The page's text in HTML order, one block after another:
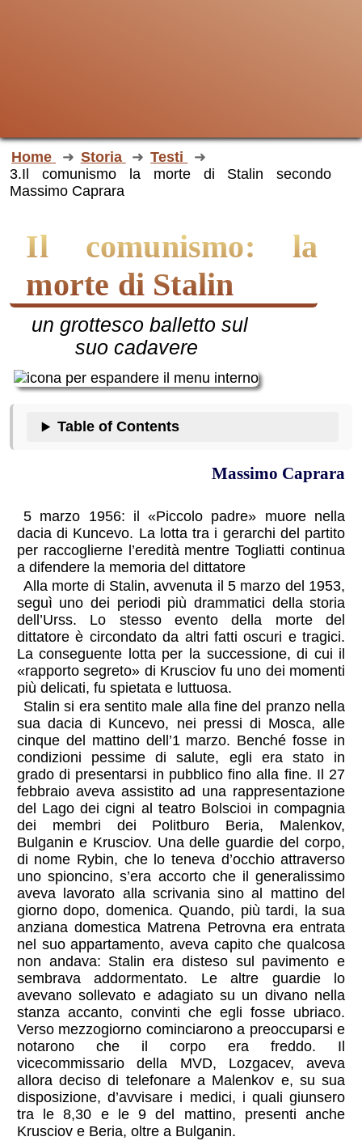
Home Storia
Testi
3.Il comunismo la morte di Stalin secondo
Massimo Caprara
Il comunismo: la
morte di Stalin
un grottesco balletto sul
suo cadavere
Table of Contents
Massimo Caprara
5 marzo 1956: il «Piccolo padre» muore nella
dacia di Kuncevo. La lotta tra i gerarchi del partito
per raccoglierne l’eredità mentre Togliatti continua
a difendere la memoria del dittatore
Alla morte di Stalin, avvenuta il 5 marzo del 1953,
seguì uno dei periodi più drammatici della storia
dell’Urss. Lo stesso evento della morte del
dittatore è circondato da altri fatti oscuri e tragici.
La conseguente lotta per la successione, di cui il
«rapporto segreto» di Krusciov fu uno dei momenti
più delicati, fu spietata e luttuosa.
Stalin si era sentito male alla fine del pranzo nella
sua dacia di Kuncevo, nei pressi di Mosca, alle
cinque del mattino dell’1 marzo. Benché fosse in
condizioni pessime di salute, egli era stato in
grado di presentarsi in pubblico fino alla fine. Il 27
febbraio aveva assistito ad una rappresentazione
del Lago dei cigni al teatro Bolscioi in compagnia
dei membri dei Politburo Beria, Malenkov,
Bulganin e Krusciov. Una delle guardie del corpo,
di nome Rybin, che lo teneva d’occhio attraverso
uno spioncino, s’era accorto che il generalissimo
aveva lavorato alla scrivania sino al mattino del
giorno dopo, domenica. Quando, più tardi, la sua
anziana domestica Matrena Petrovna era entrata
nel suo appartamento, aveva capito che qualcosa
non andava: Stalin era disteso sul pavimento e
sembrava addormentato. Le altre guardie lo
avevano sollevato e adagiato su un divano nella
stanza accanto, convinti che egli fosse ubriaco.
Verso mezzogiorno cominciarono a preoccuparsi e
notarono che il corpo era freddo. Il
vicecommissario della MVD, Lozgacev, aveva
allora deciso di telefonare a Malenkov e, su sua
disposizione, d’avvisare i medici, i quali giunsero
tra le 8,30 e le 9 del mattino, presenti anche
Krusciov e Beria, oltre a Bulganin.